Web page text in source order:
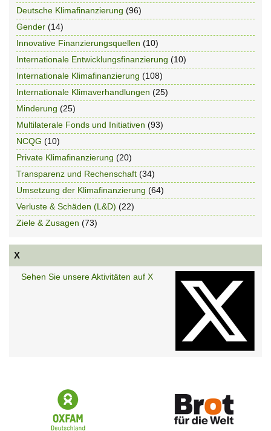
Deutsche Klimafinanzierung (96)
Gender (14)
Innovative Finanzierungsquellen (10)
Internationale Entwicklungsfinanzierung (10)
Internationale Klimafinanzierung (108)
Internationale Klimaverhandlungen (25)
Minderung (25)
Multilaterale Fonds und Initiativen (93)
NCQG (10)
Private Klimafinanzierung (20)
Transparenz und Rechenschaft (34)
Umsetzung der Klimafinanzierung (64)
Verluste & Schäden (L&D) (22)
Ziele & Zusagen (73)
X
Sehen Sie unsere Aktivitäten auf X